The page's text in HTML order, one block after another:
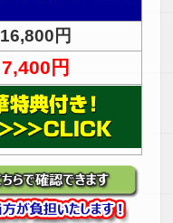
16,800円
7,400円